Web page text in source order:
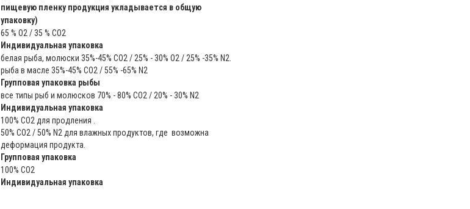
пищевую пленку продукция укладывается в общую
упаковку)
65 % O2 / 35 % CO2
Индивидуальная упаковка
белая рыба, молюски 35%-45% CO2 / 25% - 30% O2 / 25% -35% N2.
рыба в масле 35%-45% CO2 / 55% -65% N2
Групповая упаковка рыбы
все типы рыб и молюсков 70% - 80% CO2 / 20% - 30% N2
Индивидуальная упаковка
100% CO2 для продления .
50% CO2 / 50% N2 для влажных продуктов, где возможна
деформация продукта.
Групповая упаковка
100% CO2
Индивидуальная упаковка